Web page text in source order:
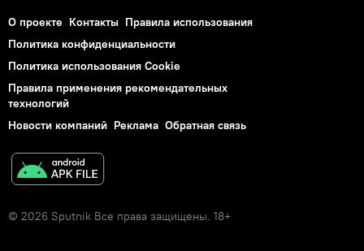
О проекте Контакты Правила использования
Политика конфиденциальности
Политика использования Cookie
Правила применения рекомендательных
технологий
Новости компаний Реклама Обратная связь
© 2026 Sputnik Все права защищены. 18+